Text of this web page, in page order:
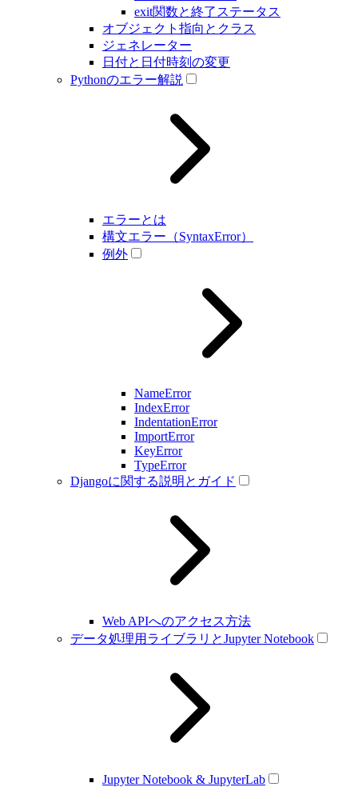
exit関数と終了ステータス
オブジェクト指向とクラス
ジェネレーター
日付と日付時刻の変更
Pythonのエラー解説
エラーとは
構文エラー（SyntaxError）
例外
NameError
IndexError
IndentationError
ImportError
KeyError
TypeError
Djangoに関する説明とガイド
Web APIへのアクセス方法
データ処理用ライブラリとJupyter Notebook
Jupyter Notebook & JupyterLab